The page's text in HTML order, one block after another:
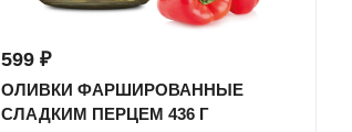
599 ₽
ОЛИВКИ ФАРШИРОВАННЫЕ
СЛАДКИМ ПЕРЦЕМ 436 Г